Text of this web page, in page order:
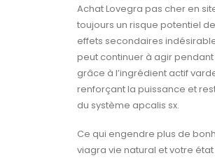
Achat Lovegra pas cher en
toujours un risque potentiel
effets secondaires
peut continuer à agir pendant
grâce à l’ingrédient actif
renforçant la puissance et
du système apcalis sx.
Ce qui engendre plus de
viagra vie natural et votre